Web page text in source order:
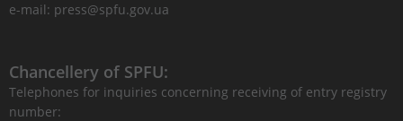
e-mail: press@spfu.gov.ua
Chancellery of SPFU:
Telephones for inquiries concerning receiving of entry registry
number: